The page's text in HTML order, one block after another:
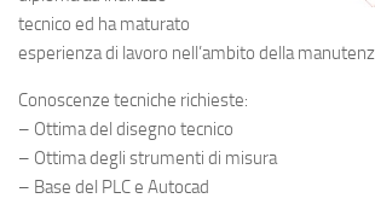
tecnico ed ha maturato
esperienza di lavoro nell’ambito della
Conoscenze tecniche richieste:
– Ottima del disegno tecnico
– Ottima degli strumenti di misura
– Base del PLC e Autocad